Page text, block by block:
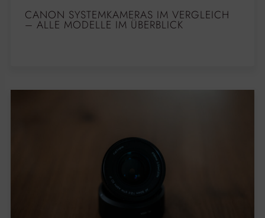
CANON SYSTEMKAMERAS IM VERGLEICH
– ALLE MODELLE IM ÜBERBLICK